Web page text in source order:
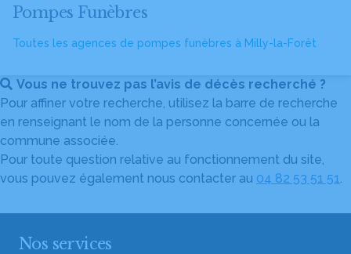
Pompes Funèbres
Toutes les agences de pompes funèbres à Milly-la-Forêt
Vous ne trouvez pas l’avis de décès recherché ?
Pour affiner votre recherche, utilisez la barre de recherche
en renseignant le nom de la personne concernée ou la
commune associée.
Pour toute question relative au fonctionnement du site,
vous pouvez également nous contacter au 04 82 53 51 51.
Nos services